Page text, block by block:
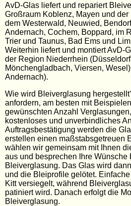
AvD-Glas liefert und repariert
Großraum Koblenz, Mayen und der
dem Westerwald, Neuwied,
Andernach, Cochem, Boppard, im
Trier und Taunus, Bad Ems und
Weiterhin liefert und montiert AvD-
der Region Niederrhein
Mönchengladbach, Viersen,
Andernach).
Wie wird Bleiverglasung
anfordern, am besten mit
gewünschten Anzahl
kostenloses und unverbindliches
Auftragsbestätigung werden die
erstellen einen maßstabsgetreuen
wählen wir gemeinsam mit Ihnen
aus und besprechen Ihre Wünsche
Bleiverglasung. Das Glas wird
und die Bleiprofile gelötet.
Kitt versiegelt, während
patiniert wird. Danach erfolgt die
Bleiverglasung.